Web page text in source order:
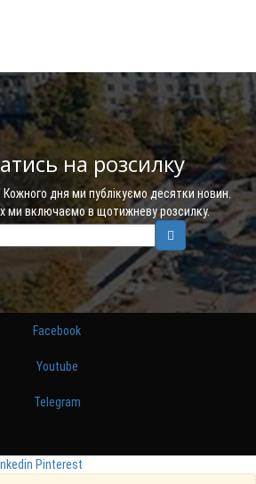
на розсилку
Кожного дня ми публікуємо десятки новин.
ми включаємо в щотижневу розсилку.
Facebook
Youtube
Telegram
Pinterest